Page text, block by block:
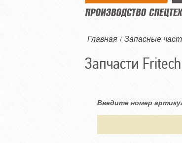
Главная / Запасные
Запчасти Fritech
Введите номер